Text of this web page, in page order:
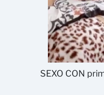
SEXO CON